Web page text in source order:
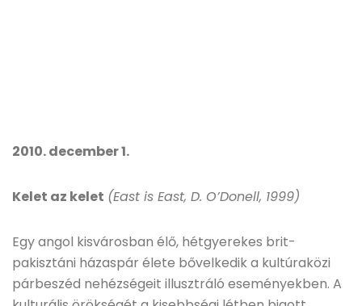
2010. december 1.
Kelet az kelet (East is East, D. O’Donell, 1999)
Egy angol kisvárosban élő, hétgyerekes brit-
pakisztáni házaspár élete bővelkedik a kultúraközi
párbeszéd nehézségeit illusztráló eseményekben. A